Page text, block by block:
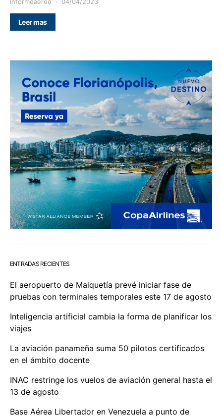
informeaereo 04/04/2023
Leer mas
ENTRADAS RECIENTES
El aeropuerto de Maiquetía prevé iniciar fase de
pruebas con terminales temporales este 17 de agosto
Inteligencia artificial cambia la forma de planificar los
viajes
La aviación panameña suma 50 pilotos certificados
en el ámbito docente
INAC restringe los vuelos de aviación general hasta el
13 de agosto
Base Aérea Libertador en Venezuela a punto de